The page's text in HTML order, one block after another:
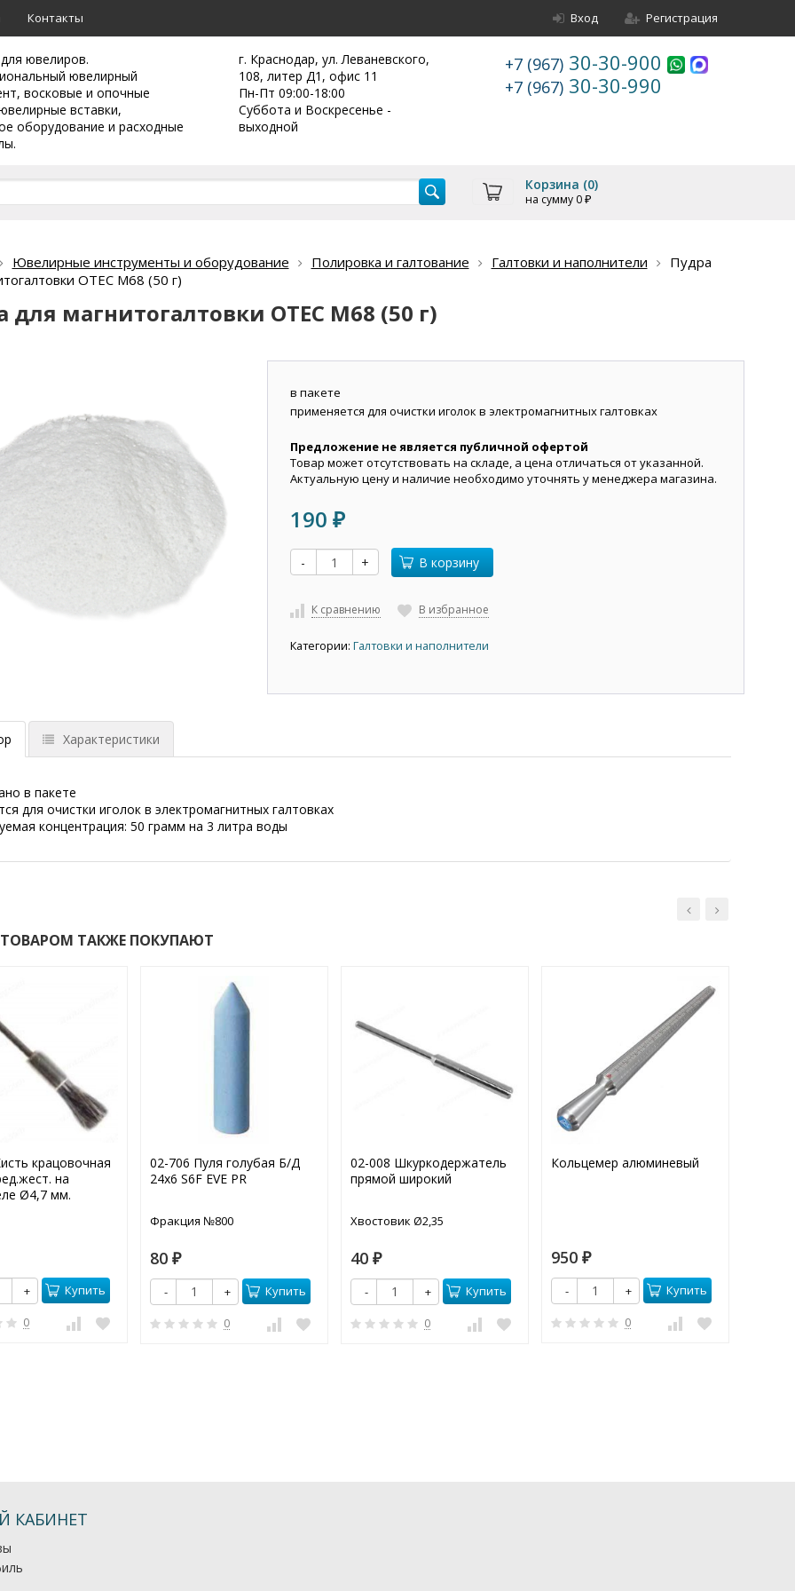
Контакты Вход Регистрация
ювелиров.
ювелирный
восковые и опочные
вставки,
оборудование и расходные
г. Краснодар, ул. Леваневского,
108, литер Д1, офис 11
Пн-Пт 09:00-18:00
Суббота и Воскресенье -
выходной
+7 (967) 30-30-900
+7 (967) 30-30-990
Корзина (0)
на сумму 0 ₽
Ювелирные инструменты и оборудование Полировка и галтование Галтовки и наполнители
Пудра
ОТЕС М68 (50 г)
для магнитогалтовки ОТЕС М68 (50 г)
в пакете
применяется для очистки иголок в электромагнитных галтовках
Предложение не является публичной офертой
Товар может отсутствовать на складе, а цена отличаться от указанной.
Актуальную цену и наличие необходимо уточнять у менеджера магазина.
190 ₽
- + В корзину
К сравнению В избранное
Категории: Галтовки и наполнители
Характеристики
в пакете
для очистки иголок в электромагнитных галтовках
концентрация: 50 грамм на 3 литра воды
ТАКЖЕ ПОКУПАЮТ
крацовочная
на
Ø4,7 мм.
+ Купить
0
02-706 Пуля голубая Б/Д
24х6 S6F EVE PR
Фракция №800
80 ₽
- + Купить
0
02-008 Шкуркодержатель
прямой широкий
Хвостовик Ø2,35
40 ₽
- + Купить
0
Кольцемер алюминевый
950 ₽
- + Купить
0
КАБИНЕТ